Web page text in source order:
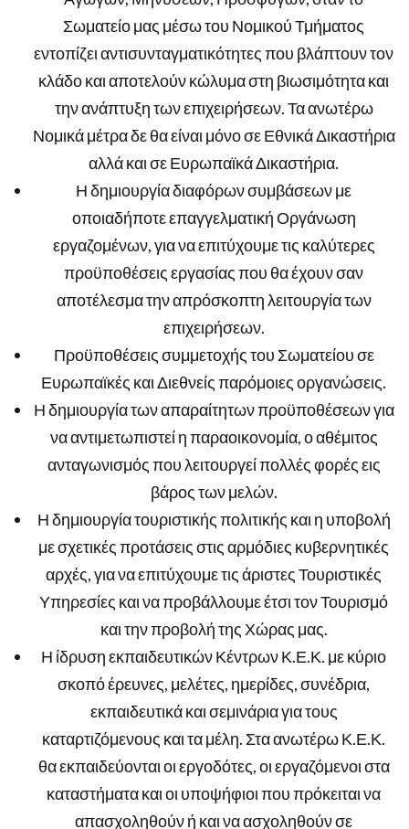
Σωματείο μας μέσω του Νομικού Τμήματος
εντοπίζει αντισυνταγματικότητες που βλάπτουν τον
κλάδο και αποτελούν κώλυμα στη βιωσιμότητα και
την ανάπτυξη των επιχειρήσεων. Τα ανωτέρω
Νομικά μέτρα δε θα είναι μόνο σε Εθνικά Δικαστήρια
αλλά και σε Ευρωπαϊκά Δικαστήρια.
Η δημιουργία διαφόρων συμβάσεων με
οποιαδήποτε επαγγελματική Οργάνωση
εργαζομένων, για να επιτύχουμε τις καλύτερες
προϋποθέσεις εργασίας που θα έχουν σαν
αποτέλεσμα την απρόσκοπτη λειτουργία των
επιχειρήσεων.
Προϋποθέσεις συμμετοχής του Σωματείου σε
Ευρωπαϊκές και Διεθνείς παρόμοιες οργανώσεις.
Η δημιουργία των απαραίτητων προϋποθέσεων για
να αντιμετωπιστεί η παραοικονομία, ο αθέμιτος
ανταγωνισμός που λειτουργεί πολλές φορές εις
βάρος των μελών.
Η δημιουργία τουριστικής πολιτικής και η υποβολή
με σχετικές προτάσεις στις αρμόδιες κυβερνητικές
αρχές, για να επιτύχουμε τις άριστες Τουριστικές
Υπηρεσίες και να προβάλλουμε έτσι τον Τουρισμό
και την προβολή της Χώρας μας.
Η ίδρυση εκπαιδευτικών Κέντρων Κ.Ε.Κ. με κύριο
σκοπό έρευνες, μελέτες, ημερίδες, συνέδρια,
εκπαιδευτικά και σεμινάρια για τους
καταρτιζόμενους και τα μέλη. Στα ανωτέρω Κ.Ε.Κ.
θα εκπαιδεύονται οι εργοδότες, οι εργαζόμενοι στα
καταστήματα και οι υποψήφιοι που πρόκειται να
απασχοληθούν ή και να ασχοληθούν σε